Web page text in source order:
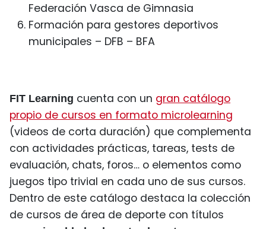
Federación Vasca de Gimnasia
Formación para gestores deportivos
municipales – DFB – BFA
FIT Learning cuenta con un gran catálogo
propio de cursos en formato microlearning
(videos de corta duración) que complementa
con actividades prácticas, tareas, tests de
evaluación, chats, foros… o elementos como
juegos tipo trivial en cada uno de sus cursos.
Dentro de este catálogo destaca la colección
de cursos de área de deporte con títulos